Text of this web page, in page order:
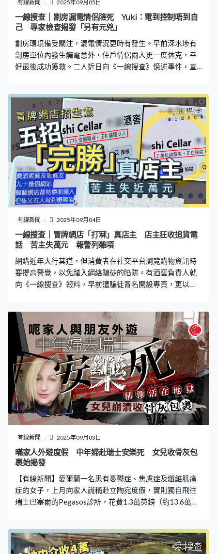
有線新聞 2025年09月05日
一線搜查｜劏房漏電情侶險死 Yuki：電到控制唔到自
己 專家檢查揭發「另有元兇」
劏房環境備受關注，漏電情況更時有發生。早前深水埗有
劏房單位內發生觸電意外，住戶情侶兩人更一度休克，幸
好最後成功獲救。二人近日向《一線搜查》憶述事件，直
Yuki當時正於浴室洗澡，起初如常拿起花灑使用，但當全
身濕透後，卻突然感覺到有電流傳遍全身，「我成個人跌
低咗，因為已經控制唔到自己，隻手就𠝹到隔離個不鏽鋼
廁紙架」，隨即發出尖叫聲求救。阿祥聽後衝進浴室，起
初以為女友只是不小心滑倒，「我扶佢起身時，發覺佢全
身都係電，郁唔到，全身都郁唔到，好似畀鬼砸咁，好
驚」。 「睇到嘢，但講唔到嘢。聽到嘢，但控制唔到自己
身體」阿祥指從沒想過家中會有漏電問題，起初更徙手扶
起女友，但卻完全無果，當手碰到花灑後，「突然兩隻眼
見到好多雪花，跟住暈咗，真係暈咗兩次，兩眼一黑」。
醒過來後便找了一些絕緣體，並立刻把Yuki強行拖出來，
再報警求助，「覺得嗰陣我好虛弱，好驚佢（Yuki）有
事，覺得佢就嚟死，再暈就無人幫到我哋」。 令人驚訝的
掉熱水爐，更坦言兩年前亦發生過同樣
有線新聞 2025年09月04日
一線搜查｜冒牌網店「打冧」真店主 店主狂收追貨電
話 苦主失萬元 報警列雜項
網購近年大行其道，但消費者在社交平台瀏覽購物資訊時
要提高警覺，以免踏入網絡騙徒的陷阱。有酒窖負責人就
向《一線搜查》報料，早前遭騙徒冒名開設專頁，更以
人許先生表示，早前有合作的批發商聯絡他，指在社交平
台上找到個「一模一樣」專頁，但卻出售他們沒有的商
品。雖然有舉報出現假專頁，但只是短短五分鐘就已經再
出現新的假專頁，而且仿真度足足有九成，不論店名、橫
幅、頭像，甚至簡介資料都抄得幾乎一樣。 除了資料抄
足，騙徒亦多做了兩件事，令假專頁「真實」程度超越真
專頁。許先生：「第一，他投放了廣告。第二，他購買了
很多追蹤者。雖然匠兩萬個追蹤者，很多一看就知道不是
香港人，但他的專頁做得更像大商戶。有客戶也曾問過我
們，為甚麼我們這個千幾人追蹤的專頁，會說對方追蹤人
數更多的專頁是假的。」 許先生發現假專頁當日已即時在
網上電子報案，翌日亦到黃大仙警署報案，但其後接連收
到很多電話，說已經支付了訂，但還未收到貨，「其實他
人左右，金額大約由五百元至過萬元，平均數大約五至六
有線新聞 2025年09月03日
暪家人外遊度假 中年婦赴瑞士安樂死 女兒收骨灰包
裹始揭發
【有線新聞】愛爾蘭一名患有憂鬱症、焦慮症及纖維肌痛
症的女子，上月向家人謊稱赴立陶宛度假，實則獨自飛往
瑞士巴塞爾的Pegasos診所，花費1.3萬英鎊（約13.6萬港
妥當。 長年受憂鬱、焦慮困擾 兩妹離世後傷心欲絕 據外
媒報道，愛爾蘭一名58歲女子莫琳史洛（Maureen